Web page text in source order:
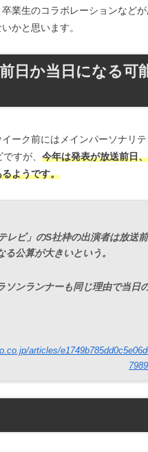
業生のコラボレーションなどが
かと思います。
日か当日になる可
ーク前にはメインパーソナリ
すが、 今年は発表が放送前日
ようです。
レビ」のS社枠の出演者は放送
る公算が大きいという。
ソンランナーも同じ理由で当日
articles/